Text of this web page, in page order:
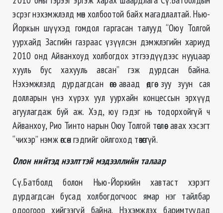
эсрэг нэхэмжлэлд мөн холбоотой байх магадлалтай. Нью-
Йоркын шүүхэд гомдол гаргасан талууд “Оюу Толгой
уурхайд Засгийн газраас үзүүлсэн дэмжлэгийн хариуд
2010 онд Айванхоуд холбогдох этгээдүүдээс нууцаар
хууль бус хахууль авсан” гэж дурдсан байна.
Нэхэмжлэлд дурдагдсан өгөө аваад өдгөө зуу зуун сая
долларын үнэ хүрэх уул уурхайн концессын эрхүүд
агуулагдаж буй аж. Хэд, юу гэдэг нь тодорхойгүй ч
Айванхоу, Рио Тинто нарын Оюу Толгой төслөөс авах хэсэгт
“чихэр” нэмж өгсөн гэдгийг ойлгоход төвөггүй.
Олон нийтэд нээлттэй мэдээллийн талаар
Сү.Батболд болон Нью-Йоркийн хавтаст хэрэгт
дурдагдсан бусад холбогдогчоос ямар нэг тайлбар
одоогоор хийгээгүй байна. Нэхэмжлэх баримтуудад